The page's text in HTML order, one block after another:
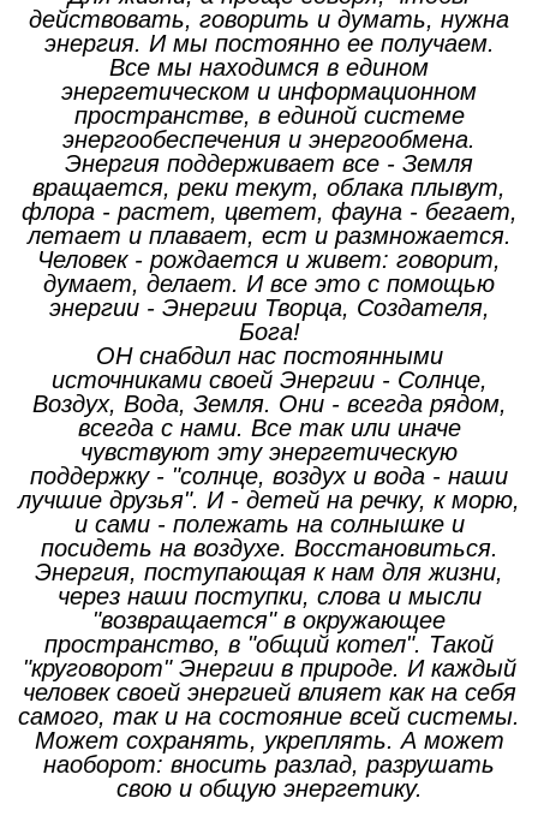
действовать, говорить и думать, нужна
энергия. И мы постоянно ее получаем.
Все мы находимся в едином
энергетическом и информационном
пространстве, в единой системе
энергообеспечения и энергообмена.
Энергия поддерживает все - Земля
вращается, реки текут, облака плывут,
флора - растет, цветет, фауна - бегает,
летает и плавает, ест и размножается.
Человек - рождается и живет: говорит,
думает, делает. И все это с помощью
энергии - Энергии Творца, Создателя,
Бога!
ОН снабдил нас постоянными
источниками своей Энергии - Солнце,
Воздух, Вода, Земля. Они - всегда рядом,
всегда с нами. Все так или иначе
чувствуют эту энергетическую
поддержку - "солнце, воздух и вода - наши
лучшие друзья". И - детей на речку, к морю,
и сами - полежать на солнышке и
посидеть на воздухе. Восстановиться.
Энергия, поступающая к нам для жизни,
через наши поступки, слова и мысли
"возвращается" в окружающее
пространство, в "общий котел". Такой
"круговорот" Энергии в природе. И каждый
человек своей энергией влияет как на себя
самого, так и на состояние всей системы.
Может сохранять, укреплять. А может
наоборот: вносить разлад, разрушать
свою и общую энергетику.